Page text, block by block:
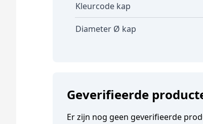
Kleurcode kap
Diameter Ø kap
Geverifieerde
Er zijn nog geen geverifieerde